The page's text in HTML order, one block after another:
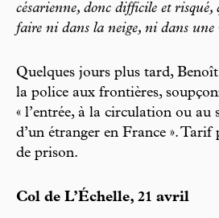
césarienne, donc difficile et risqué,
faire ni dans la neige, ni dans une
Quelques jours plus tard,
la police aux frontières,
« l’entrée, à la circulation ou au
d’un étranger en France ».
de prison.
Col de L’Échelle, 21 avril